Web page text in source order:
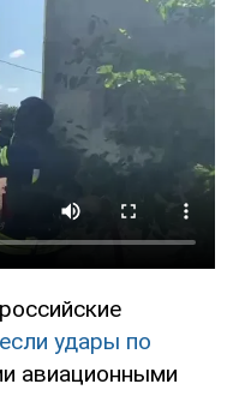
удары по
авиационными